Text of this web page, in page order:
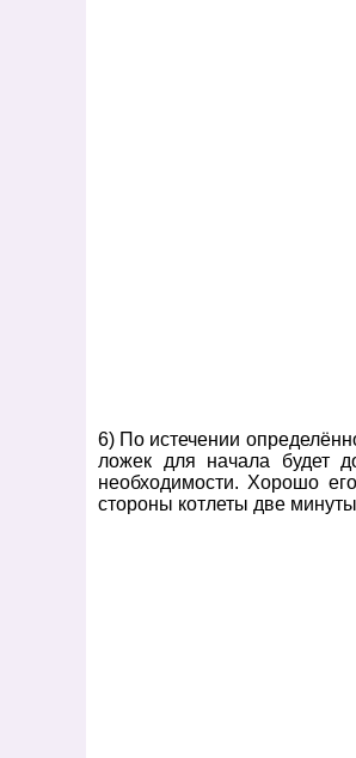
6) По истечении
ложек для начала будет
необходимости. Хорошо
стороны котлеты две